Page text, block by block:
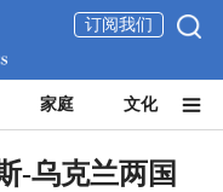
订阅我们
家庭 文化
-乌克兰两国